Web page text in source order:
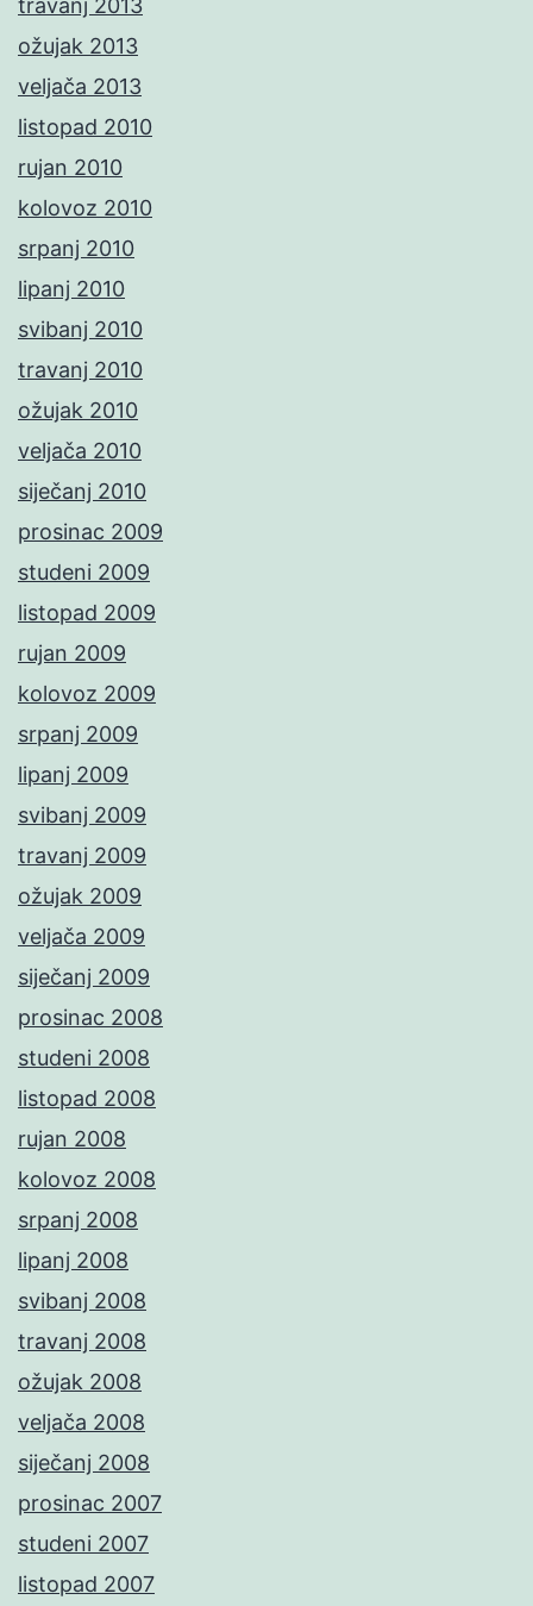
travanj 2013
ožujak 2013
veljača 2013
listopad 2010
rujan 2010
kolovoz 2010
srpanj 2010
lipanj 2010
svibanj 2010
travanj 2010
ožujak 2010
veljača 2010
siječanj 2010
prosinac 2009
studeni 2009
listopad 2009
rujan 2009
kolovoz 2009
srpanj 2009
lipanj 2009
svibanj 2009
travanj 2009
ožujak 2009
veljača 2009
siječanj 2009
prosinac 2008
studeni 2008
listopad 2008
rujan 2008
kolovoz 2008
srpanj 2008
lipanj 2008
svibanj 2008
travanj 2008
ožujak 2008
veljača 2008
siječanj 2008
prosinac 2007
studeni 2007
listopad 2007